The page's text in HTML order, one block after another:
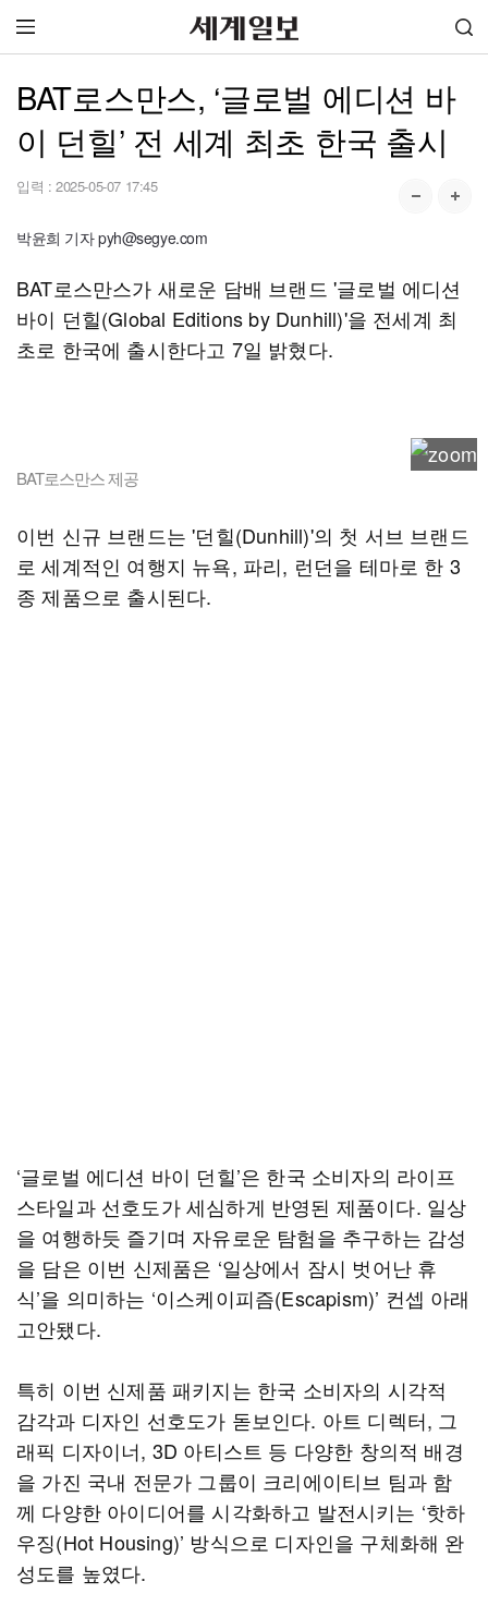
BAT로스만스, ‘글로벌 에디션 바
이 던힐’ 전 세계 최초 한국 출시
입력 : 2025-05-07 17:45
박윤희 기자 pyh@segye.com
BAT로스만스가 새로운 담배 브랜드 '글로벌 에디션
바이 던힐(Global Editions by Dunhill)'을 전세계 최
초로 한국에 출시한다고 7일 밝혔다.
BAT로스만스 제공
이번 신규 브랜드는 '던힐(Dunhill)'의 첫 서브 브랜드
로 세계적인 여행지 뉴욕, 파리, 런던을 테마로 한 3
종 제품으로 출시된다.
‘글로벌 에디션 바이 던힐’은 한국 소비자의 라이프
스타일과 선호도가 세심하게 반영된 제품이다. 일상
을 여행하듯 즐기며 자유로운 탐험을 추구하는 감성
을 담은 이번 신제품은 ‘일상에서 잠시 벗어난 휴
식’을 의미하는 ‘이스케이피즘(Escapism)’ 컨셉 아래
고안됐다.
특히 이번 신제품 패키지는 한국 소비자의 시각적
감각과 디자인 선호도가 돋보인다. 아트 디렉터, 그
래픽 디자이너, 3D 아티스트 등 다양한 창의적 배경
을 가진 국내 전문가 그룹이 크리에이티브 팀과 함
께 다양한 아이디어를 시각화하고 발전시키는 ‘핫하
우징(Hot Housing)’ 방식으로 디자인을 구체화해 완
성도를 높였다.